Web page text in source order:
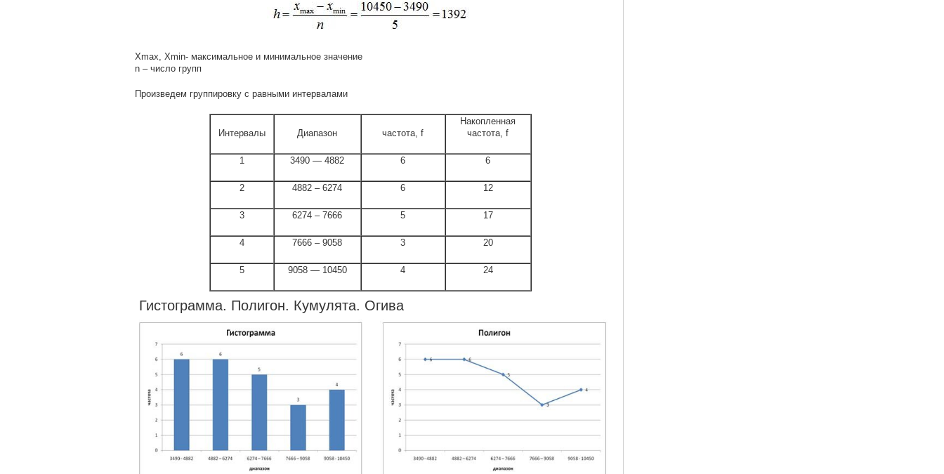
Xmax, Xmin- максимальное и минимальное значение
n – число групп
Произведем группировку с равными интервалами
Интервалы Диапазон частота, f
Накопленная
частота, f
1 3490 — 4882 6 6
2 4882 – 6274 6 12
3 6274 – 7666 5 17
4 7666 – 9058 3 20
5 9058 — 10450 4 24
Гистограмма. Полигон. Кумулята. Огива